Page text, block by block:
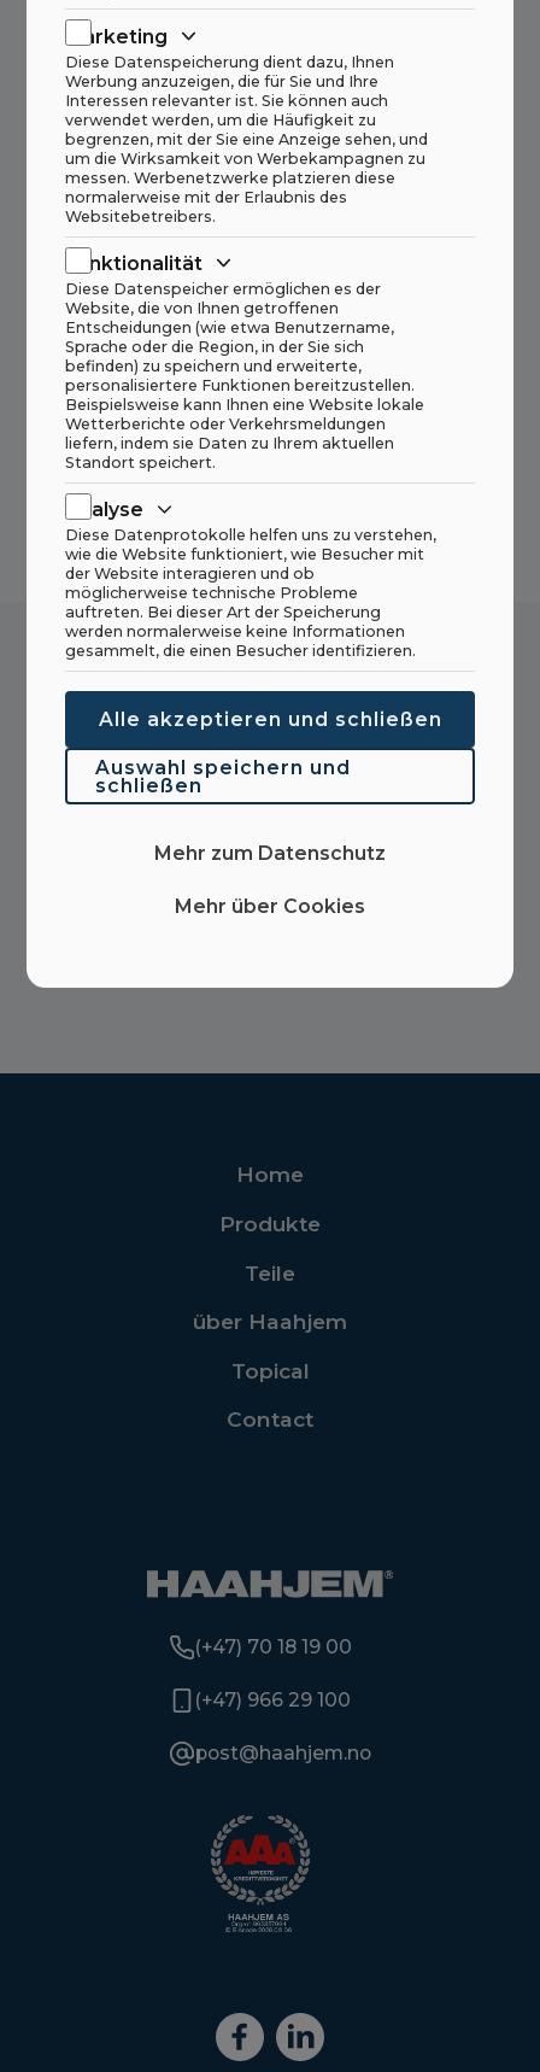
Möchten Sie mehr über dieses Produkt
erfahren? Nehmen Sie Kontakt auf und wir
helfen Ihnen mit dem, was Sie sich fragen!
(+47) 70 18 19 00
(+47) 966 29 100
(+47) 70 18 19 00
(+47) 966 29 100
post@haahjem.no
Home
Produkte
Teile
über Haahjem
Topical
Contact
Marketing
Diese Datenspeicherung dient dazu, Ihnen
Werbung anzuzeigen, die für Sie und Ihre
Interessen relevanter ist. Sie können auch
verwendet werden, um die Häufigkeit zu
begrenzen, mit der Sie eine Anzeige sehen, und
um die Wirksamkeit von Werbekampagnen zu
messen. Werbenetzwerke platzieren diese
normalerweise mit der Erlaubnis des
Websitebetreibers.
Funktionalität
Diese Datenspeicher ermöglichen es der
Website, die von Ihnen getroffenen
Entscheidungen (wie etwa Benutzername,
Sprache oder die Region, in der Sie sich
befinden) zu speichern und erweiterte,
personalisiertere Funktionen bereitzustellen.
Beispielsweise kann Ihnen eine Website lokale
Wetterberichte oder Verkehrsmeldungen
liefern, indem sie Daten zu Ihrem aktuellen
Standort speichert.
Analyse
Diese Datenprotokolle helfen uns zu verstehen,
wie die Website funktioniert, wie Besucher mit
der Website interagieren und ob
möglicherweise technische Probleme
auftreten. Bei dieser Art der Speicherung
werden normalerweise keine Informationen
gesammelt, die einen Besucher identifizieren.
Alle akzeptieren und schließen
Auswahl speichern und
schließen
Mehr zum Datenschutz
Mehr über Cookies